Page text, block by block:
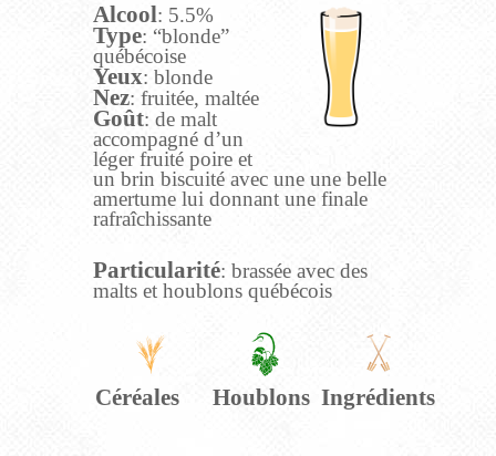
Alcool: 5.5%
Type: “blonde”
québécoise
Yeux: blonde
Nez: fruitée, maltée
Goût: de malt
accompagné d’un
léger fruité poire et
un brin biscuité avec une une belle
amertume lui donnant une finale
rafraîchissante
Particularité: brassée avec des
malts et houblons québécois
Céréales Houblons Ingrédients